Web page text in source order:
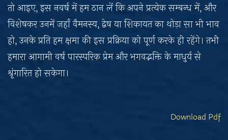
तो आइए, इस नवर्ष में हम ठान लें कि अपने प्रत्येक सम्बन्ध में, और
विशेषकर उनमें जहाँ वैमनस्य, द्वेष या शिकायत का थोड़ा सा भी भाव
हो, उनके प्रति हम क्षमा की इस प्रक्रिया को पूर्ण करके ही रहेंगे। तभी
हमारा आगामी वर्ष पारस्परिक प्रेम और भगवद्भक्ति के माधुर्य से
श्रृंगारित हो सकेगा।
Download Pdf